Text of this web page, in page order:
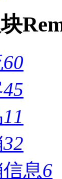
60
45
11
32
息6